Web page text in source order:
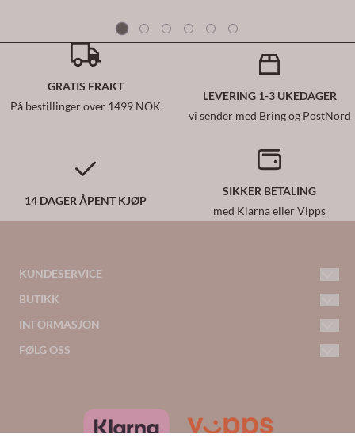
GRATIS FRAKT
På bestillinger over 1499 NOK
LEVERING 1-3 UKEDAGER
vi sender med Bring og PostNord
14 DAGER ÅPENT KJØP
SIKKER BETALING
med Klarna eller Vipps
KUNDESERVICE
kundeservice@woiwoi.no
Telefon: 413 46 395
Adresse:
BUTIKK
Kontakt oss
INFORMASJON
Frakt og retur
Salgsbetingelser
FØLG OSS
Nyhetsbrev